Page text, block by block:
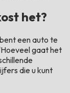
het?
een auto te
gaat het
die u kunt